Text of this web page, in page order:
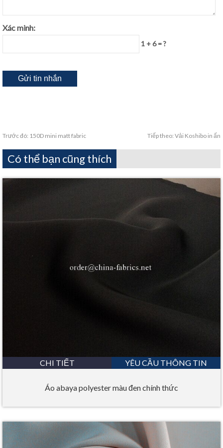
Xác minh:
1 + 6 = ?
Trước đó: 150D mini matt fabric Tiếp theo: Vải Koshibo in ấn
Có thể bạn cũng thích
CHI TIẾT YÊU CẦU THÔNG TIN
Áo abaya polyester màu đen chính thức